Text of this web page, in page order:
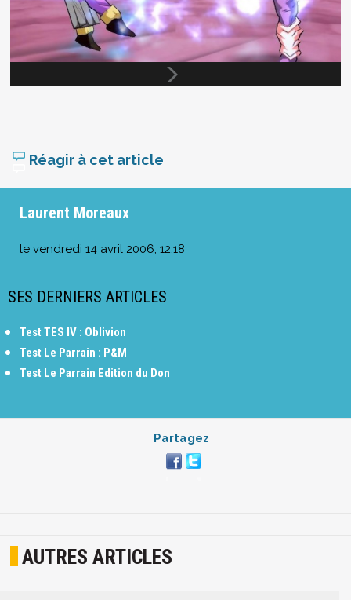
Réagir à cet article
Laurent Moreaux
le vendredi 14 avril 2006, 12:18
SES DERNIERS ARTICLES
Test TES IV : Oblivion
Test Le Parrain : P&M
Test Le Parrain Edition du Don
Partagez
AUTRES ARTICLES